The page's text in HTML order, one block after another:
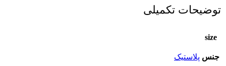
توضیحات تکمیلی
size
جنس پلاستیک